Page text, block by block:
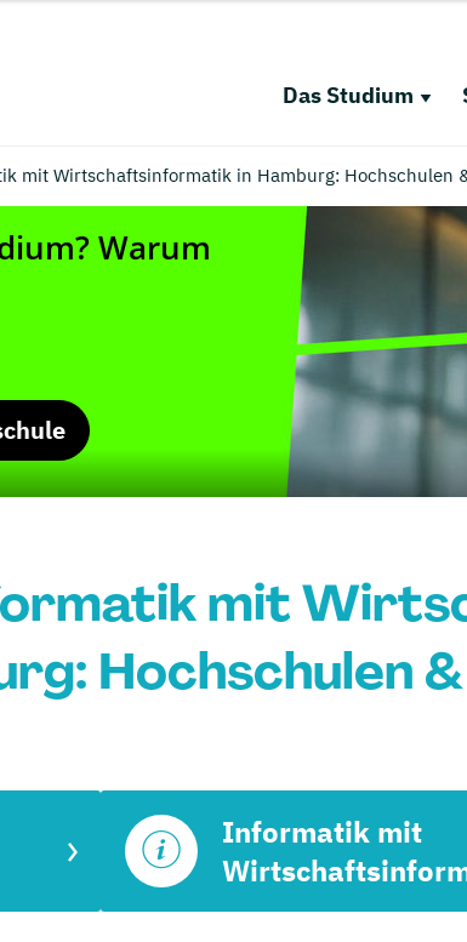
Das Studium
mit Wirtschaftsinformatik in Hamburg: Hochschulen
mit
Hochschulen
Informatik mit